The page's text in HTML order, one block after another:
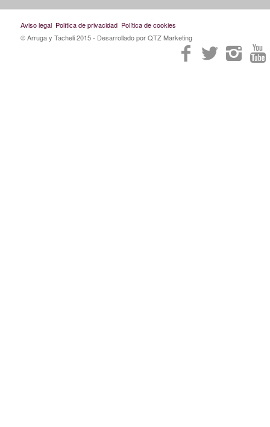
Aviso legal Política de privacidad Política de cookies
© Arruga y Tacheli 2015- Desarrollado por QTZ Marketing